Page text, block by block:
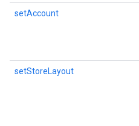
setAccount
setStoreLayout